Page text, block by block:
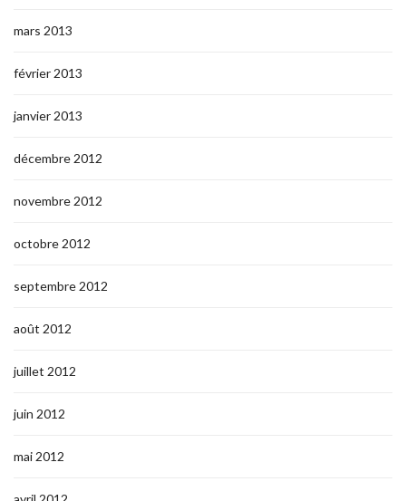
mars 2013
février 2013
janvier 2013
décembre 2012
novembre 2012
octobre 2012
septembre 2012
août 2012
juillet 2012
juin 2012
mai 2012